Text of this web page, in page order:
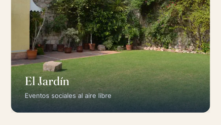
El Jardín
Eventos sociales al aire libre